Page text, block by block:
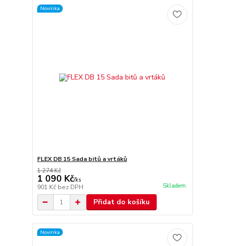
Novinka
FLEX DB 15 Sada bitů a vrtáků
1 274 Kč
1 090 Kč/ks
901 Kč bez DPH Skladem
Přidat do košíku
Novinka